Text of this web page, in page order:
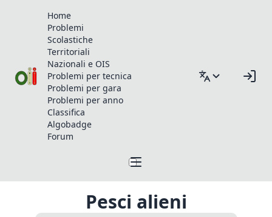
Home
Problemi
Scolastiche
Territoriali
Nazionali e OIS
Problemi per tecnica
Problemi per gara
Problemi per anno
Classifica
Algobadge
Forum
Pesci alieni